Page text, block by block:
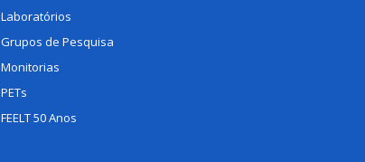
Laboratórios
Grupos de Pesquisa
Monitorias
PETs
FEELT 50 Anos